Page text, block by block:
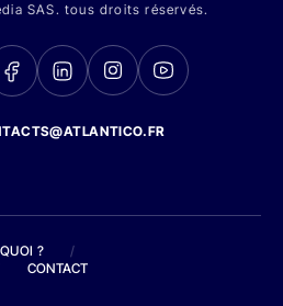
SAS. tous droits réservés.
?
/
CONTACT